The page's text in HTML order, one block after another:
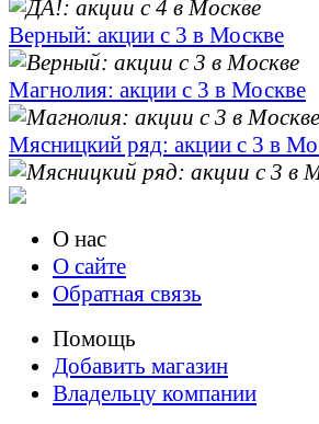
Верный: акции с 3 в Москве
Магнолия: акции с 3 в Москве
Мясницкий ряд: акции с 3 в
О нас
О сайте
Обратная связь
Помощь
Добавить магазин
Владельцу компании